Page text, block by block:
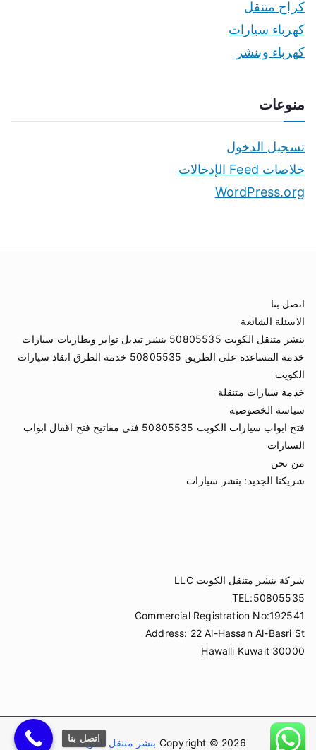
كراج متنقل
كهرباء سيارات
كهرباء وبنشر
منوعات
تسجيل الدخول
خلاصات Feed الإدخالات
WordPress.org
اتصل بنا
الاسئلة الشائعة
بنشر متنقل الكويت 50805535 بنشر تبديل تواير وبطاريات سيارات
خدمة المساعدة على الطريق 50805535 خدمة الطرق انقاذ سيارات
الكويت
خدمة سيارات متنقلة
سياسة الخصوصية
فتح ابواب سيارات الكويت 50805535 فني مفاتيح فتح اقفال ابواب
السيارات
من نحن
شريكنا الجديد: بنشر سيارات
شركة بنشر متنقل الكويت LLC
TEL:50805535
Commercial Registration No:192541
Address: 22 Al-Hassan Al-Basri St
Hawalli Kuwait 30000
Copyright © 2026 بنشر متنقل الكويت.
اتصل بنا